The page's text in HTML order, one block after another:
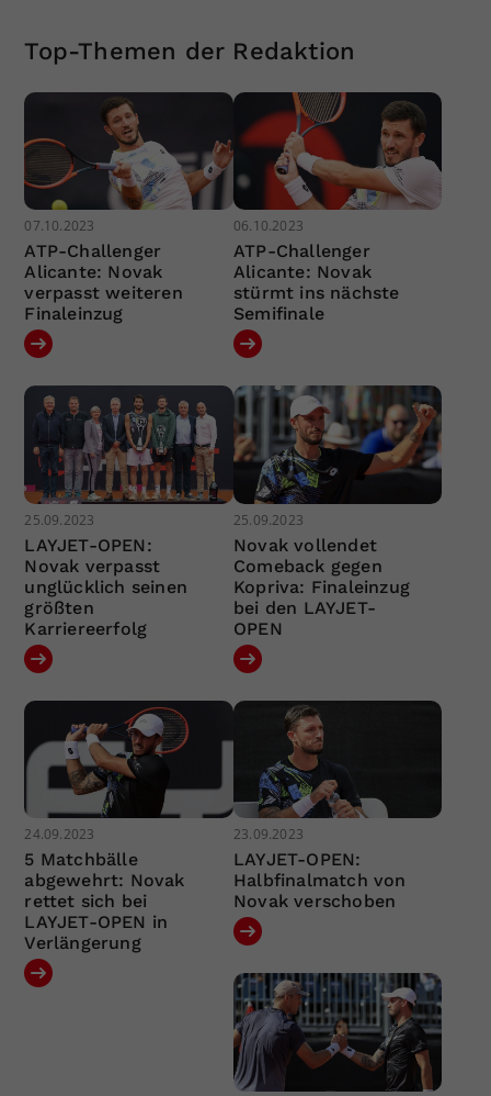
Top-Themen der Redaktion
07.10.2023
ATP-Challenger
Alicante: Novak
verpasst weiteren
Finaleinzug
06.10.2023
ATP-Challenger
Alicante: Novak
stürmt ins nächste
Semifinale
25.09.2023
LAYJET-OPEN:
Novak verpasst
unglücklich seinen
größten
Karriereerfolg
25.09.2023
Novak vollendet
Comeback gegen
Kopriva: Finaleinzug
bei den LAYJET-
OPEN
24.09.2023
5 Matchbälle
abgewehrt: Novak
rettet sich bei
LAYJET-OPEN in
Verlängerung
23.09.2023
LAYJET-OPEN:
Halbfinalmatch von
Novak verschoben